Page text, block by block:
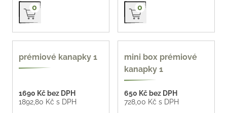
Přidat do košíku
0 Přidat do košíku
0
prémiové kanapky 1
1690 Kč bez DPH
1892,80 Kč s DPH
mini box prémiové
kanapky 1
650 Kč bez DPH
728,00 Kč s DPH